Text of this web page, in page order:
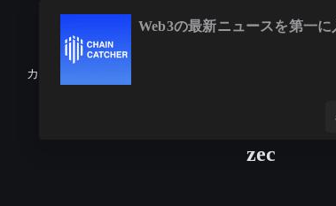
カレンダー
zec
Web3の最新ニュースを第一に